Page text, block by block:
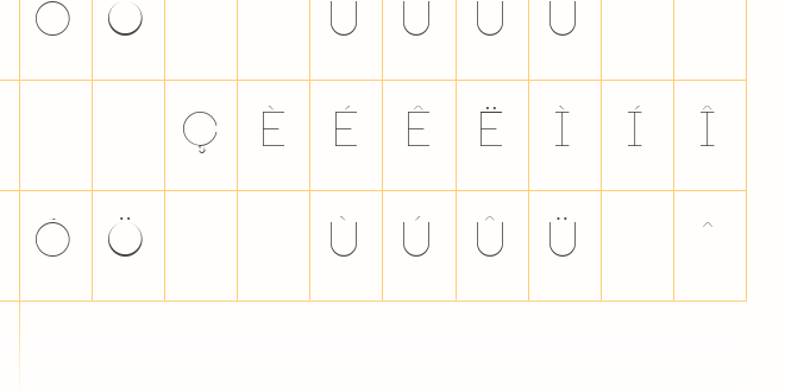
Õ Ö Ù Ú Û Ü
ç è é ê ë ì í î
õ ö ù ú û ü